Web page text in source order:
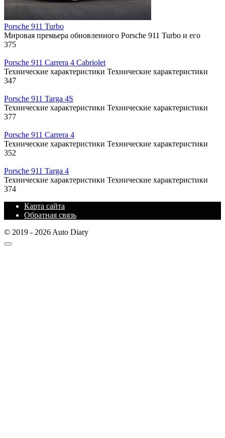
Porsche 911 Turbo
Мировая премьера обновленного Porsche 911 Turbo и его
375
Porsche 911 Carrera 4 Cabriolet
Технические характеристики Технические характеристики
347
Porsche 911 Targa 4S
Технические характеристики Технические характеристики
377
Porsche 911 Carrera 4
Технические характеристики Технические характеристики
352
Porsche 911 Targa 4
Технические характеристики Технические характеристики
374
Карта сайта
Обратная связь
© 2019 - 2026 Auto Diary